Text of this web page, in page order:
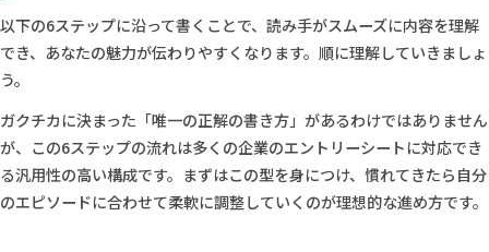
以下の6ステップに沿って書くことで、読み手がスムーズに内容を理解
でき、あなたの魅力が伝わりやすくなります。順に理解していきましょ
う。
ガクチカに決まった「唯一の正解の書き方」があるわけではありません
が、この6ステップの流れは多くの企業のエントリーシートに対応でき
る汎用性の高い構成です。まずはこの型を身につけ、慣れてきたら自分
のエピソードに合わせて柔軟に調整していくのが理想的な進め方です。